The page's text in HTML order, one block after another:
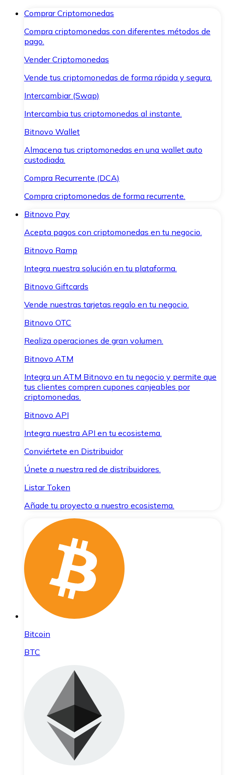
Comprar Criptomonedas
Compra criptomonedas con diferentes métodos de
pago.
Vender Criptomonedas
Vende tus criptomonedas de forma rápida y segura.
Intercambiar (Swap)
Intercambia tus criptomonedas al instante.
Bitnovo Wallet
Almacena tus criptomonedas en una wallet auto
custodiada.
Compra Recurrente (DCA)
Compra criptomonedas de forma recurrente.
Bitnovo Pay
Acepta pagos con criptomonedas en tu negocio.
Bitnovo Ramp
Integra nuestra solución en tu plataforma.
Bitnovo Giftcards
Vende nuestras tarjetas regalo en tu negocio.
Bitnovo OTC
Realiza operaciones de gran volumen.
Bitnovo ATM
Integra un ATM Bitnovo en tu negocio y permite que
tus clientes compren cupones canjeables por
criptomonedas.
Bitnovo API
Integra nuestra API en tu ecosistema.
Conviértete en Distribuidor
Únete a nuestra red de distribuidores.
Listar Token
Añade tu proyecto a nuestro ecosistema.
Bitcoin
BTC